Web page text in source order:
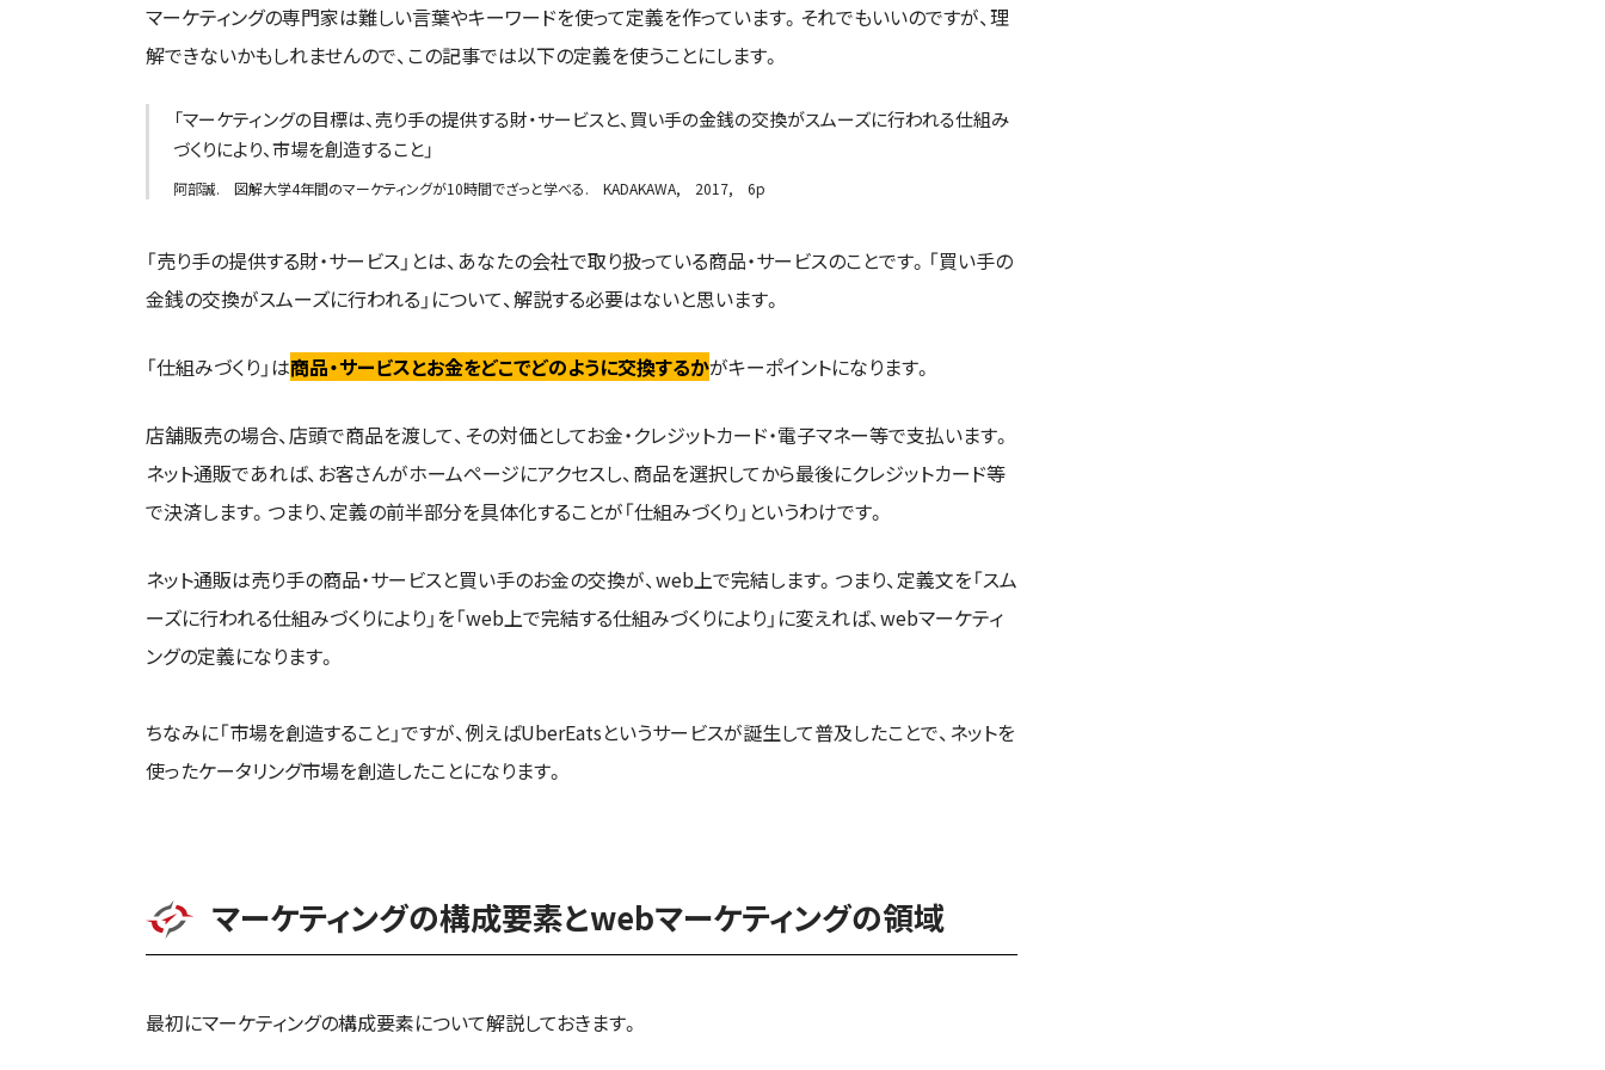
マーケティングの専門家は難しい言葉やキーワードを使って定義を作っています。それでもいいのですが、理
解できないかもしれませんので、この記事では以下の定義を使うことにします。
「マーケティングの目標は、売り手の提供する財・サービスと、買い手の金銭の交換がスムーズに行われる仕組み
づくりにより、市場を創造すること」
阿部誠. 図解大学4年間のマーケティングが10時間でざっと学べる. KADAKAWA, 2017, 6p
「売り手の提供する財・サービス」とは、あなたの会社で取り扱っている商品・サービスのことです。「買い手の
金銭の交換がスムーズに行われる」について、解説する必要はないと思います。
「仕組みづくり」は商品・サービスとお金をどこでどのように交換するかがキーポイントになります。
店舗販売の場合、店頭で商品を渡して、その対価としてお金・クレジットカード・電子マネー等で支払います。
ネット通販であれば、お客さんがホームページにアクセスし、商品を選択してから最後にクレジットカード等
で決済します。つまり、定義の前半部分を具体化することが「仕組みづくり」というわけです。
ネット通販は売り手の商品・サービスと買い手のお金の交換が、web上で完結します。つまり、定義文を「スム
ーズに行われる仕組みづくりにより」を「web上で完結する仕組みづくりにより」に変えれば、webマーケティ
ングの定義になります。
ちなみに「市場を創造すること」ですが、例えばUberEatsというサービスが誕生して普及したことで、ネットを
使ったケータリング市場を創造したことになります。
マーケティングの構成要素とwebマーケティングの領域
最初にマーケティングの構成要素について解説しておきます。